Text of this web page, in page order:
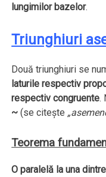
lungimilor bazelor.
Triunghiuri
Două triunghiuri se
laturile respectiv
respectiv congruente.
~ (se citeşte
Teorema
O paralelă la una